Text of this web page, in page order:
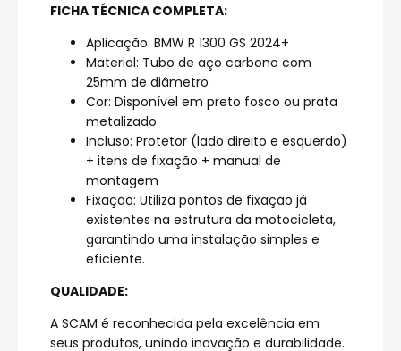
FICHA TÉCNICA COMPLETA:
Aplicação: BMW R 1300 GS 2024+
Material: Tubo de aço carbono com
25mm de diâmetro
Cor: Disponível em preto fosco ou prata
metalizado
Incluso: Protetor (lado direito e esquerdo)
+ itens de fixação + manual de
montagem
Fixação: Utiliza pontos de fixação já
existentes na estrutura da motocicleta,
garantindo uma instalação simples e
eficiente.
QUALIDADE:
A SCAM é reconhecida pela excelência em
seus produtos, unindo inovação e durabilidade.